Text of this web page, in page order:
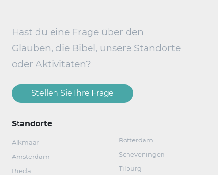
Hast du eine Frage über den
Glauben, die Bibel, unsere Standorte
oder Aktivitäten?
Stellen Sie Ihre Frage
Standorte
Alkmaar
Amsterdam
Breda
Rotterdam
Scheveningen
Tilburg